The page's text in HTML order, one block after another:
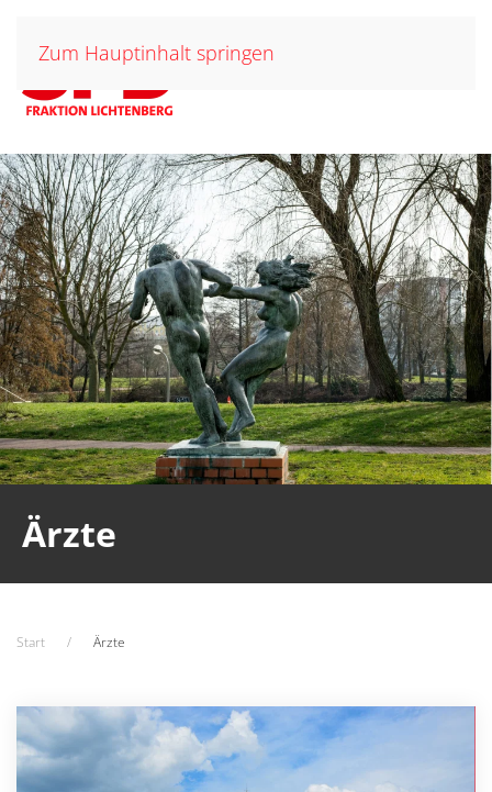
Zum Hauptinhalt springen
Ärzte
Start Ärzte